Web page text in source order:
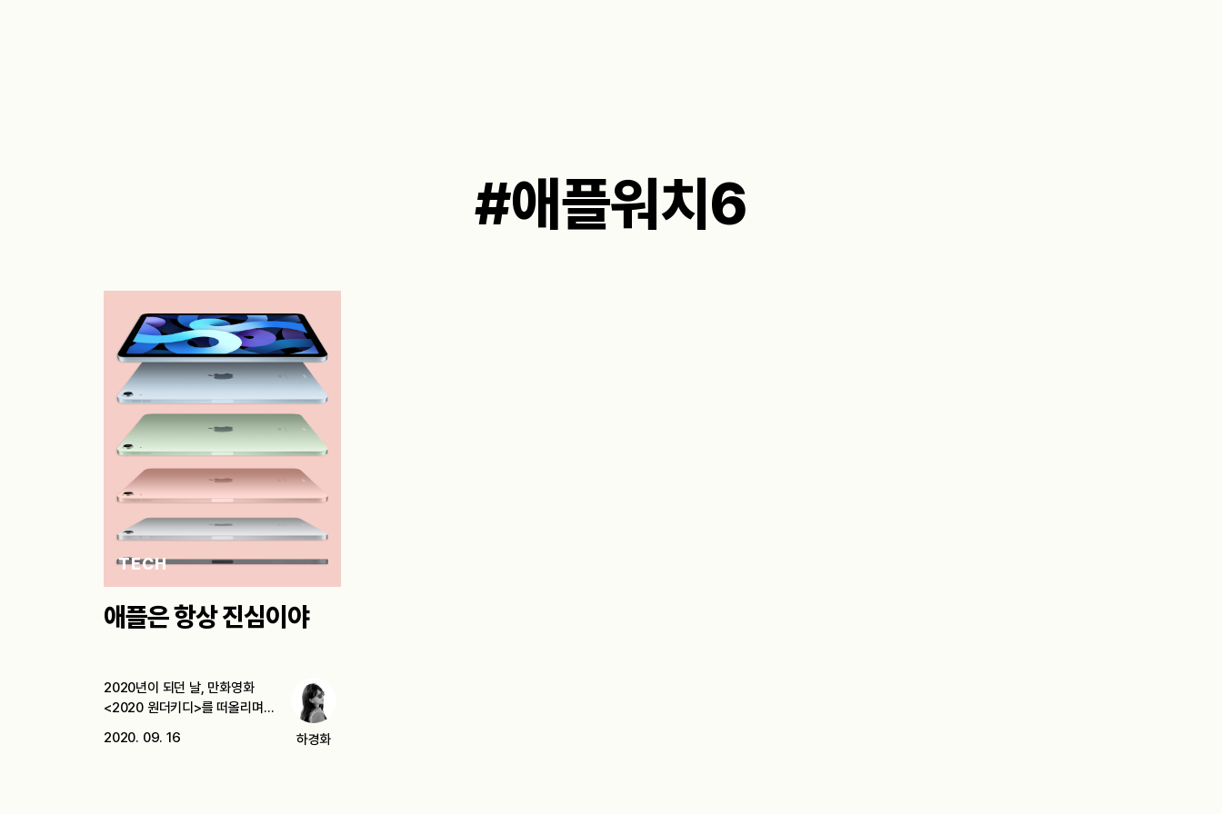
#애플워치6
TECH
애플은 항상 진심이야
2020년이 되던 날, 만화영화
<2020 원더키디>를 떠올리며
2020. 09. 16 하경화